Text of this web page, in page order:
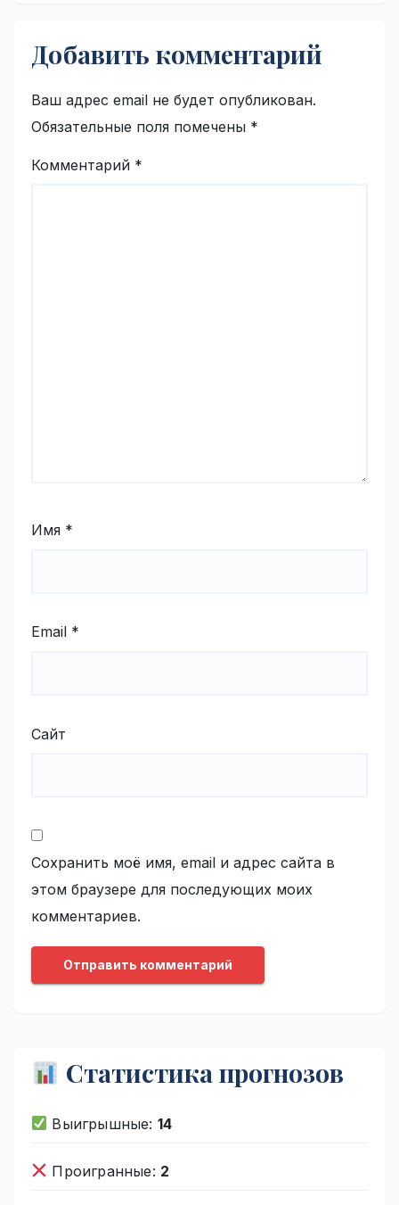
Добавить комментарий
Ваш адрес email не будет опубликован.
Обязательные поля помечены *
Комментарий *
Имя *
Email *
Сайт
Сохранить моё имя, email и адрес сайта в
этом браузере для последующих моих
комментариев.
Статистика прогнозов
Выигрышные: 14
Проигранные: 2